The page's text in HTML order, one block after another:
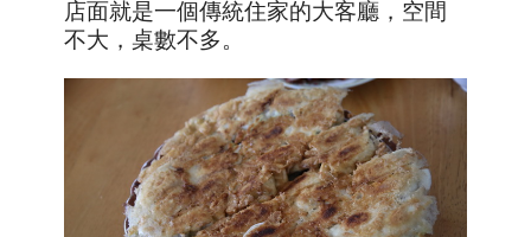
店面就是一個傳統住家的大客廳，空間
不大，桌數不多。